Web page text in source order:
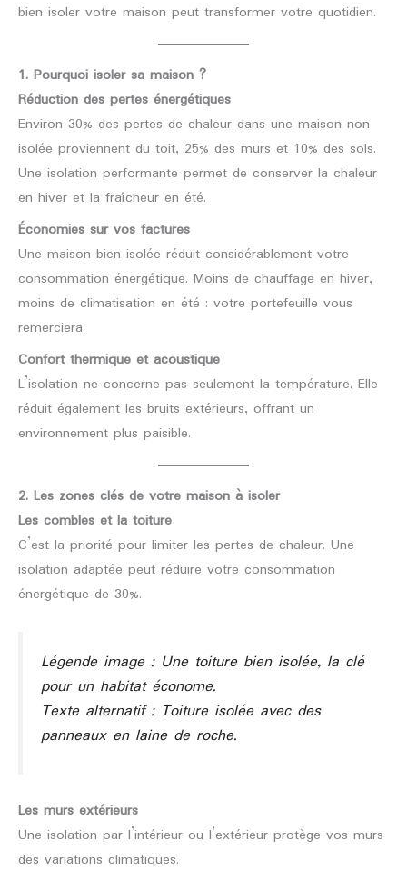
bien isoler votre maison peut transformer votre quotidien.
1. Pourquoi isoler sa maison ?
Réduction des pertes énergétiques
Environ 30% des pertes de chaleur dans une maison non
isolée proviennent du toit, 25% des murs et 10% des sols.
Une isolation performante permet de conserver la chaleur
en hiver et la fraîcheur en été.
Économies sur vos factures
Une maison bien isolée réduit considérablement votre
consommation énergétique. Moins de chauffage en hiver,
moins de climatisation en été : votre portefeuille vous
remerciera.
Confort thermique et acoustique
L’isolation ne concerne pas seulement la température. Elle
réduit également les bruits extérieurs, offrant un
environnement plus paisible.
2. Les zones clés de votre maison à isoler
Les combles et la toiture
C’est la priorité pour limiter les pertes de chaleur. Une
isolation adaptée peut réduire votre consommation
énergétique de 30%.
Légende image : Une toiture bien isolée, la clé
pour un habitat économe.
Texte alternatif : Toiture isolée avec des
panneaux en laine de roche.
Les murs extérieurs
Une isolation par l’intérieur ou l’extérieur protège vos murs
des variations climatiques.